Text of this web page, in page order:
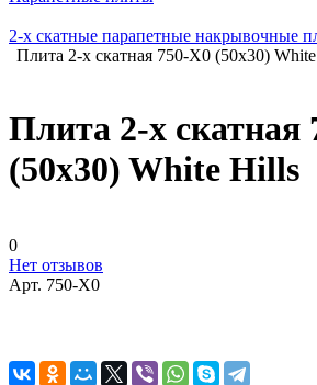
2-х скатные парапетные накрывочные
Плита 2-х скатная 750-X0 (50х30)
Плита 2-х скатная
(50х30) White Hills
0
Нет отзывов
Арт. 750-X0